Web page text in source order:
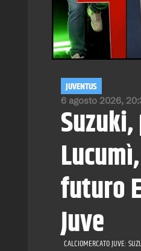
6 agosto 2026,
JUVENTUS
futuro
Juve
CALCIOMERCATO JUVE: